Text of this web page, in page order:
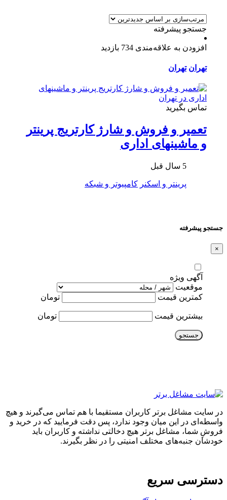
جستجو پیشرفته
افزودن به علاقه‌مندی 734 بازدید
تهران تهران
تماس بگیرید
تعمیر و فروش و شارژ کارتریج پرینتر
و ماشینهای اداری
5 سال قبل
پرینتر و اسکنر کامپیوتر و شبکه
جستجو پیشرفته
×
آگهی ویژه
موقعیت
کمترین قیمت
تومان
بیشترین قیمت تومان
جستجو
در سایت مشاغل برتر کاربران مستقیما با هم تماس می‌گیرند و هیچ
واسطه‌ای در این میان وجود ندارد، پس دقت فرمایید که در خرید و
فروشِ شما، مشاغل برتر هیچ دخالتی نداشته و کاربران باید
خودشان جنبه‌های مختلف امنیتی را در نظر بگیرند.
دسترسی سریع